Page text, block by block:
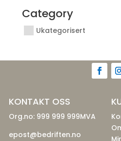
Category
Ukategorisert
KONTAKT OSS
Org.no: 999 999 999MVA
epost@bedriften.no